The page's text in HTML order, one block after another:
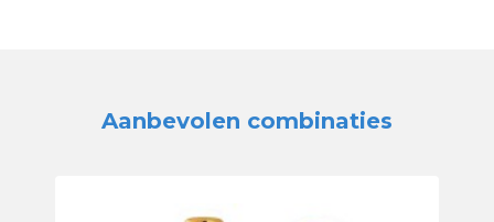
Aanbevolen combinaties